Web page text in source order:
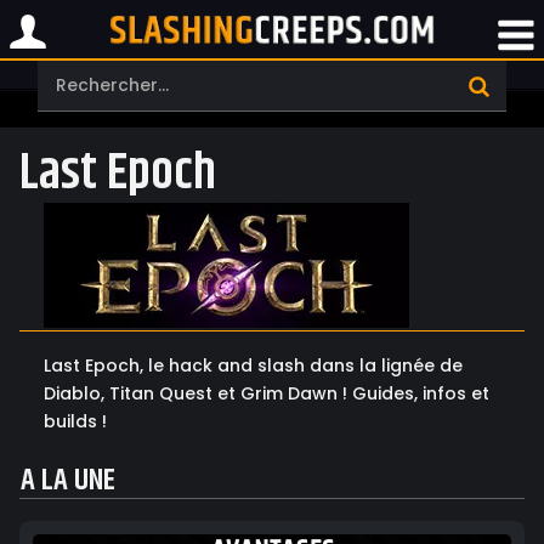
Last Epoch
Last Epoch, le hack and slash dans la lignée de
Diablo, Titan Quest et Grim Dawn ! Guides, infos et
builds !
A LA UNE